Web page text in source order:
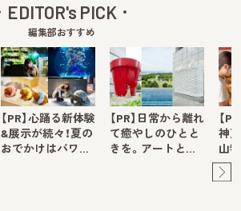
EDITOR's PICK
編集部おすすめ
【PR】心踊る新体験
&展示が続々！夏の
おでかけはパワ…
【PR】日常から離れ
て癒やしのひとと
きを。アートと…
【
神
山